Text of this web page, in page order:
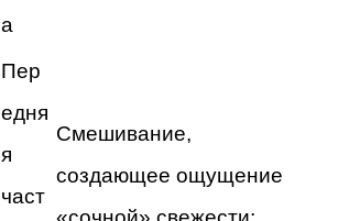
а
Пер
едня
я
част
Смешивание,
создающее ощущение